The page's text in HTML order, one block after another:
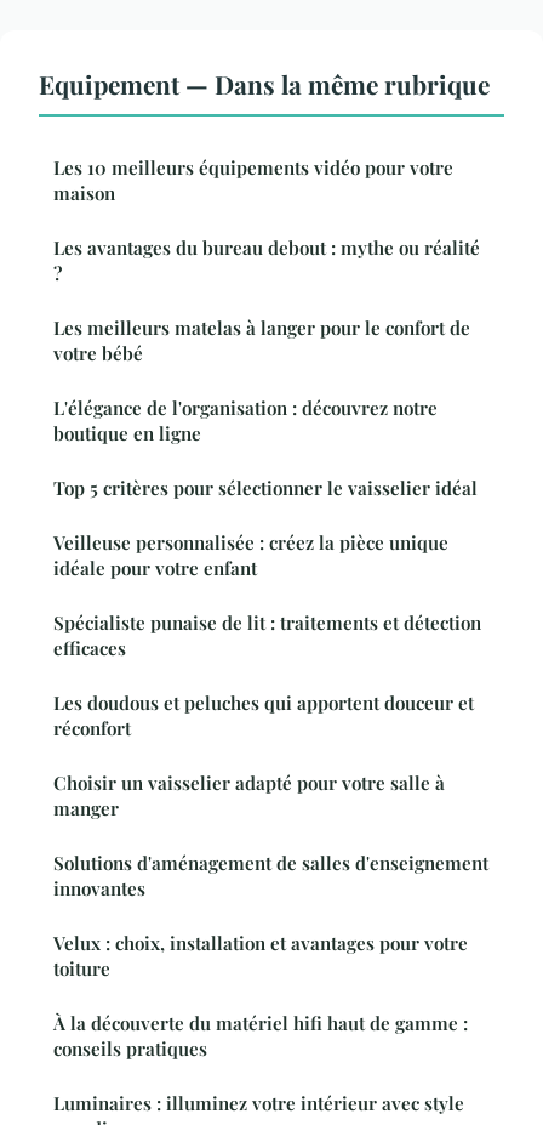
Equipement — Dans la même rubrique
Les 10 meilleurs équipements vidéo pour votre
maison
Les avantages du bureau debout : mythe ou réalité
?
Les meilleurs matelas à langer pour le confort de
votre bébé
L'élégance de l'organisation : découvrez notre
boutique en ligne
Top 5 critères pour sélectionner le vaisselier idéal
Veilleuse personnalisée : créez la pièce unique
idéale pour votre enfant
Spécialiste punaise de lit : traitements et détection
efficaces
Les doudous et peluches qui apportent douceur et
réconfort
Choisir un vaisselier adapté pour votre salle à
manger
Solutions d'aménagement de salles d'enseignement
innovantes
Velux : choix, installation et avantages pour votre
toiture
À la découverte du matériel hifi haut de gamme :
conseils pratiques
Luminaires : illuminez votre intérieur avec style